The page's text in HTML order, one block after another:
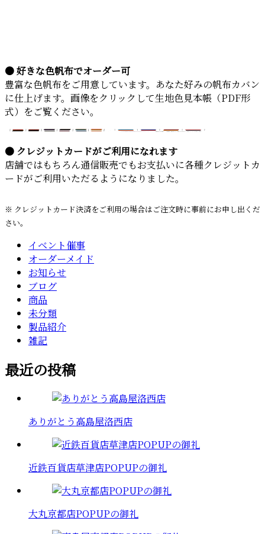
● 好きな色帆布でオーダー可
豊富な色帆布をご用意しています。あなた好みの帆布カバン
に仕上げます。画像をクリックして生地色見本帳（PDF形
式）をご覧ください。
● クレジットカードがご利用になれます
店舗ではもちろん通信販売でもお支払いに各種クレジットカ
ードがご利用いただるようになりました。
※ クレジットカード決済をご利用の場合はご注文時に事前にお申し出くだ
さい。
イベント催事
オーダーメイド
お知らせ
ブログ
商品
未分類
製品紹介
雑記
最近の投稿
ありがとう高島屋洛西店
近鉄百貨店草津店POPUPの御礼
大丸京都店POPUPの御礼